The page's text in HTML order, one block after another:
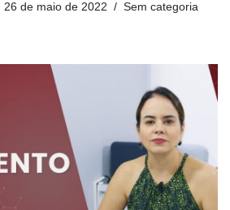
26 de maio de 2022 Sem categoria